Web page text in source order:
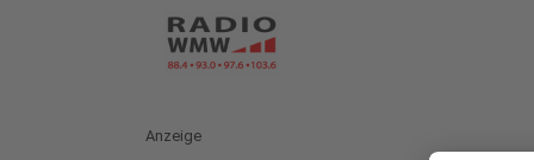
Anzeige